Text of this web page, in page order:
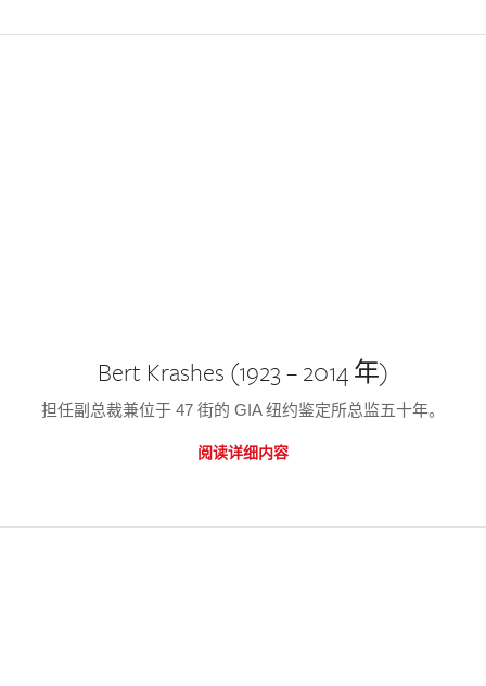
Bert Krashes (1923 – 2014 年)
担任副总裁兼位于 47 街的 GIA 纽约鉴定所总监五十年。
阅读详细内容